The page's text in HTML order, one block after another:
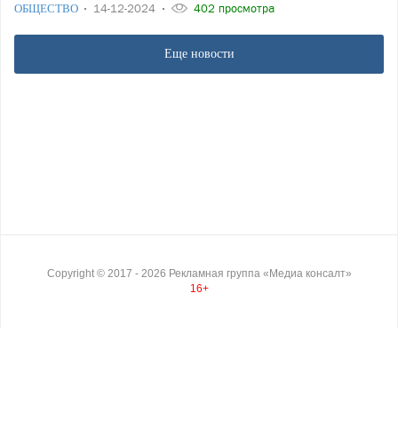
ОБЩЕСТВО 14-12-2024 402 просмотра
Еще новости
Copyright © 2017 - 2026 Рекламная группа «Медиа консалт»
16+